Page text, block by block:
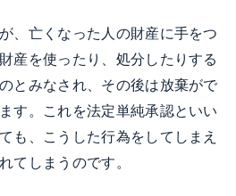
、亡くなった人の財産に手をつ
産を使ったり、処分したりする
とみなされ、その後は放棄がで
す。これを法定単純承認といい
も、こうした行為をしてしまえ
てしまうのです。